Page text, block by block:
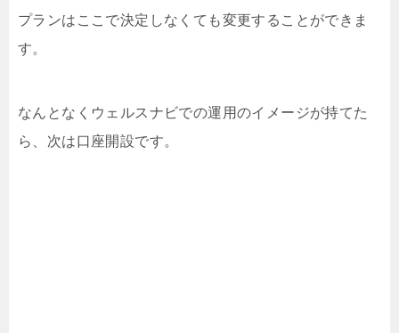
プランはここで決定しなくても変更することができま
す。
なんとなくウェルスナビでの運用のイメージが持てた
ら、次は口座開設です。